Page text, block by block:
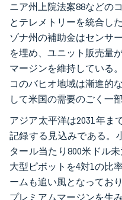
ニア州上院法案88などの
とテレメトリーを統合し
ゾナ州の補助金はセンサ
を埋め、ユニット販売量
マージンを維持している
コのバヒオ地域は漸進的
して米国の需要のごく一
アジア太平洋は2031年ま
記録する見込みである。
タール当たり800米ドル
大型ピボットを4対1の比
ームも追い風となってお
プレミアムマージンを生